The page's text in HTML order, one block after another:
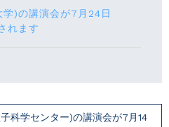
)の講演会が7月24⽇
れます
科学センター)の講演会が7月14